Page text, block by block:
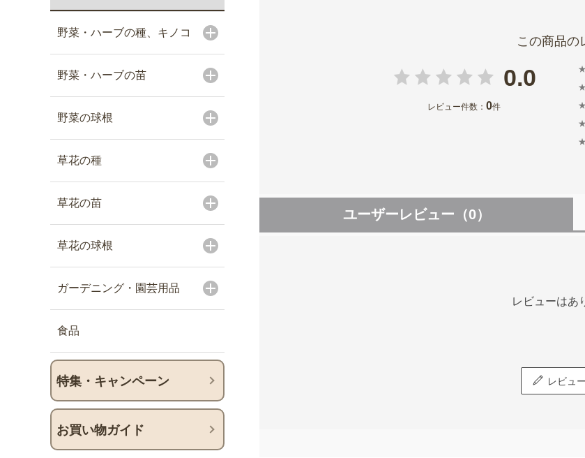
野菜・ハーブの種、キノコ
野菜・ハーブの苗
野菜の球根
草花の種
草花の苗
草花の球根
ガーデニング・園芸用品
食品
特集・キャンペーン
お買い物ガイド
0.0
レビュー件数： 0件
★
★
★
★
★
ユーザーレビュー （0）
レビューはあ
レビュ